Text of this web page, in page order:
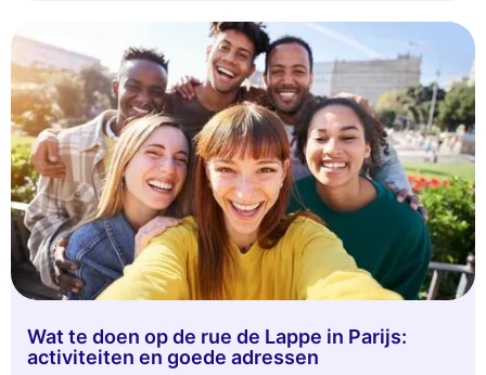
uw Parijse ervaring zullen verrijken. Volg de gids!
Wat te doen op de rue de Lappe in Parijs:
activiteiten en goede adressen